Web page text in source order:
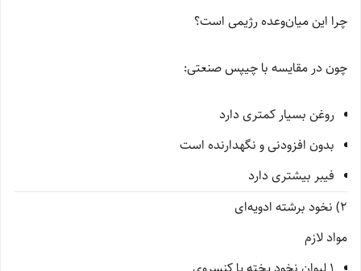
چرا این میان‌وعده رژیمی است؟
چون در مقایسه با چیپس صنعتی:
روغن بسیار کمتری دارد
بدون افزودنی و نگهدارنده است
فیبر بیشتری دارد
2) نخود برشته ادویه‌ای
مواد لازم